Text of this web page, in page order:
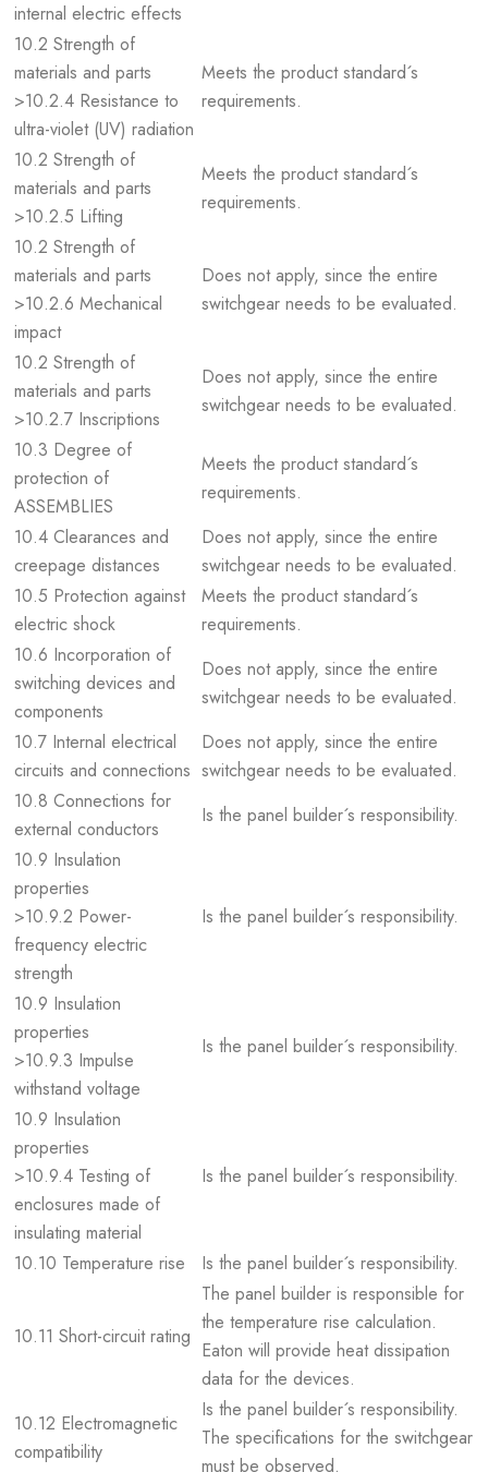
internal electric effects
10.2 Strength of
materials and parts
>10.2.4 Resistance to
ultra-violet (UV) radiation
Meets the product standard´s
requirements.
10.2 Strength of
materials and parts
>10.2.5 Lifting
Meets the product standard´s
requirements.
10.2 Strength of
materials and parts
>10.2.6 Mechanical
impact
Does not apply, since the entire
switchgear needs to be evaluated.
10.2 Strength of
materials and parts
>10.2.7 Inscriptions
Does not apply, since the entire
switchgear needs to be evaluated.
10.3 Degree of
protection of
ASSEMBLIES
Meets the product standard´s
requirements.
10.4 Clearances and
creepage distances
Does not apply, since the entire
switchgear needs to be evaluated.
10.5 Protection against
electric shock
Meets the product standard´s
requirements.
10.6 Incorporation of
switching devices and
components
Does not apply, since the entire
switchgear needs to be evaluated.
10.7 Internal electrical
circuits and connections
Does not apply, since the entire
switchgear needs to be evaluated.
10.8 Connections for
external conductors
Is the panel builder´s responsibility.
10.9 Insulation
properties
>10.9.2 Power-
frequency electric
strength
Is the panel builder´s responsibility.
10.9 Insulation
properties
>10.9.3 Impulse
withstand voltage
Is the panel builder´s responsibility.
10.9 Insulation
properties
>10.9.4 Testing of
enclosures made of
insulating material
Is the panel builder´s responsibility.
10.10 Temperature rise Is the panel builder´s responsibility.
10.11 Short-circuit rating
The panel builder is responsible for
the temperature rise calculation.
Eaton will provide heat dissipation
data for the devices.
10.12 Electromagnetic
compatibility
Is the panel builder´s responsibility.
The specifications for the switchgear
must be observed.